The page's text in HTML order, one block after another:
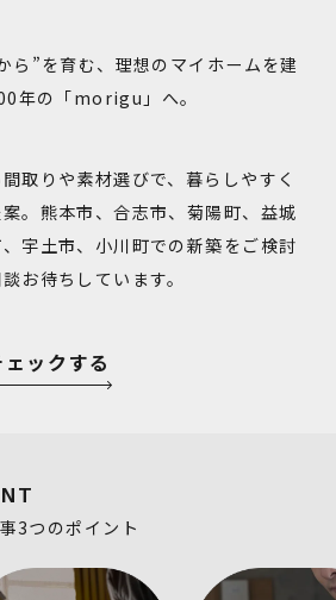
ら”を育む、理想のマイホームを建
年の「morigu」へ。
取りや素材選びで、暮らしやすく
。熊本市、合志市、菊陽町、益城
宇土市、小川町での新築をご検討
お待ちしています。
ックする
3つのポイント